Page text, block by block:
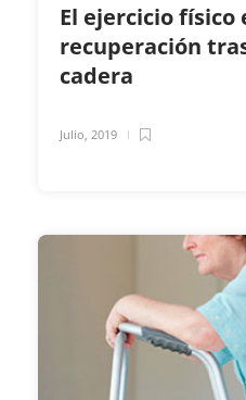
El ejercicio físico
recuperación
cadera
Julio, 2019